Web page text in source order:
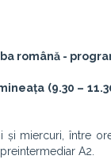
română -
(9.30 –
și miercuri, între
A2.